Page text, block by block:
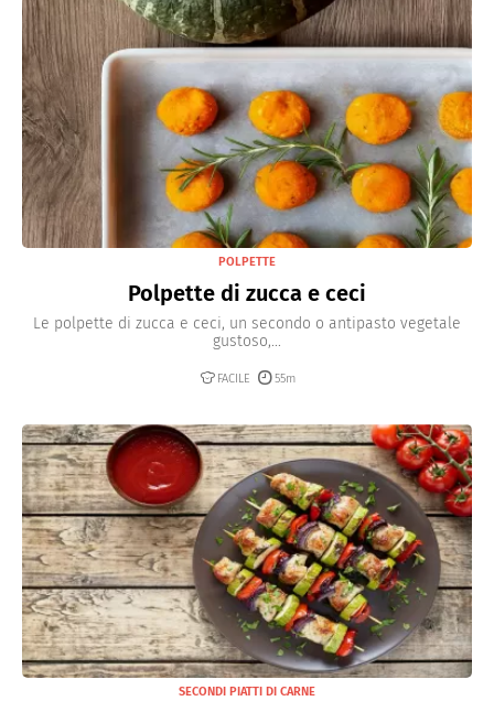
POLPETTE
Polpette di zucca e ceci
Le polpette di zucca e ceci, un secondo o antipasto vegetale
gustoso,...
FACILE 55m
SECONDI PIATTI DI CARNE